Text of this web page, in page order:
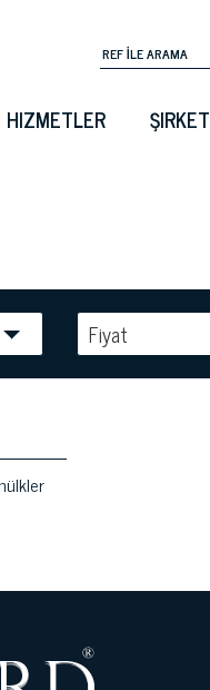
HIZMETLER ŞIRKET
Fiyat